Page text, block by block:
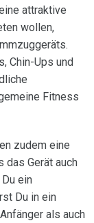
attraktive
wollen,
Chin-Ups und
Fitness
zudem eine
das Gerät auch
ein
Du in ein
als auch